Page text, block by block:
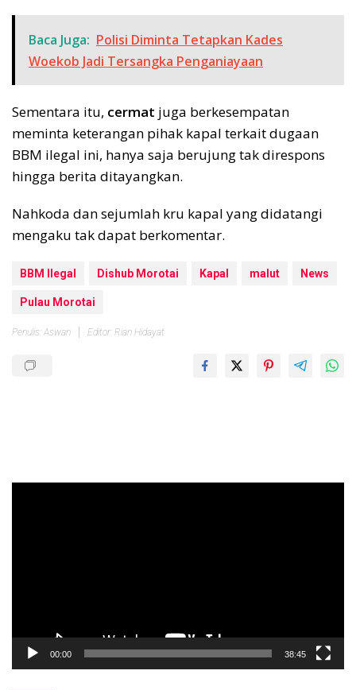
Baca Juga: Polisi Diminta Tetapkan Kades
Woekob Jadi Tersangka Penganiayaan
Sementara itu, cermat juga berkesempatan
meminta keterangan pihak kapal terkait dugaan
BBM ilegal ini, hanya saja berujung tak direspons
hingga berita ditayangkan.
Nahkoda dan sejumlah kru kapal yang didatangi
mengaku tak dapat berkomentar.
BBM Ilegal Dishub Morotai Kapal malut News
Pulau Morotai
Penulis: Aswan Editor: Rian Hidayat
00:00 38:45